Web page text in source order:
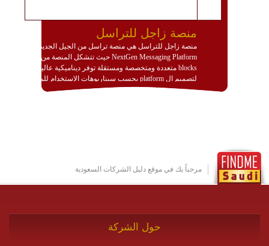
منصة زاجل للتراسل
منصة زاجل للتراسل هي منصة تراسل من الجيل الجديد
NextGen Messaging Platform حيث تتشكل المنصة من
blocks متعددة ومتخصصة ومستقلة توفر ديناميكية عالية
لتصميم ال platform بحسب سيناريوهات الاستخدام للمنصة
وتتوافق مع النشر والاستثمار ضمن بيئة استضافة dedicated
http://www.plutosms.com/zagel
مرحباً بك في موقع دليل الشركات السعودية
حول الشركة